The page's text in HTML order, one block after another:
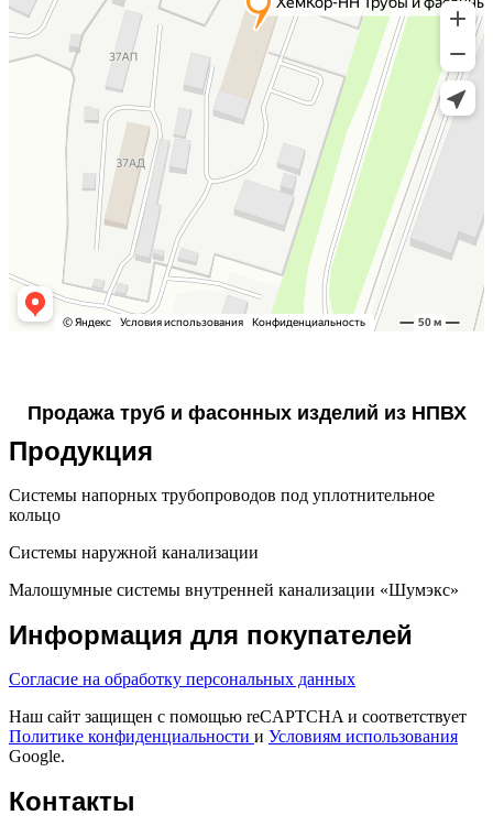
Продажа труб и фасонных изделий из НПВХ
Продукция
Системы напорных трубопроводов под уплотнительное
кольцо
Системы наружной канализации
Малошумные системы внутренней канализации «Шумэкс»
Информация для покупателей
Согласие на обработку персональных данных
Наш сайт защищен с помощью reCAPTCHA и соответствует
Политике конфиденциальности и Условиям использования
Google.
Контакты